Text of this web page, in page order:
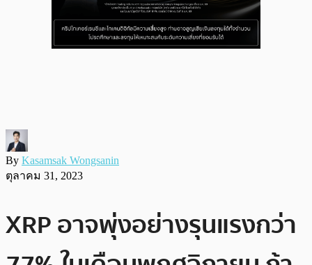
By Kasamsak Wongsanin
ตุลาคม 31, 2023
XRP อาจพุ่งอย่างรุนแรงกว่า